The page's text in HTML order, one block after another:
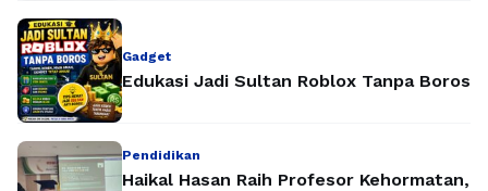
Gadget
Edukasi Jadi Sultan Roblox Tanpa Boros
Pendidikan
Haikal Hasan Raih Profesor Kehormatan,